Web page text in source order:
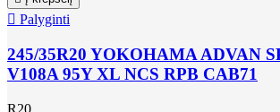
 Palyginti
245/35R20 YOKOHAMA ADVAN
V108A 95Y XL NCS RPB CAB71
R20